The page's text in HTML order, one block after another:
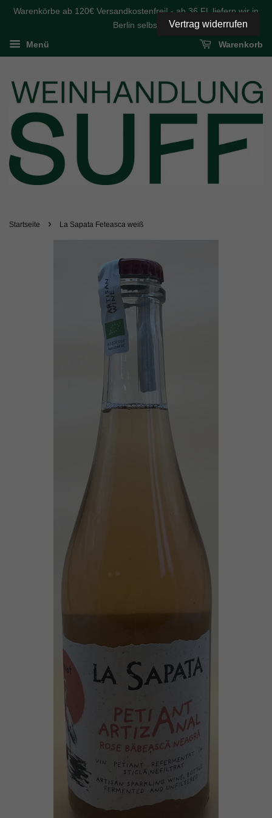
Warenkörbe ab 120€ Versandkostenfrei! - ab 36 FL liefern wir in
Berlin selbst
Menü Warenkorb
Startseite › La Sapata Feteasca weiß
Vertrag widerrufen